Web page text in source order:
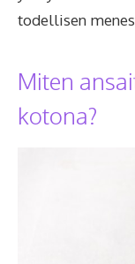
todellisen
Miten
kotona?